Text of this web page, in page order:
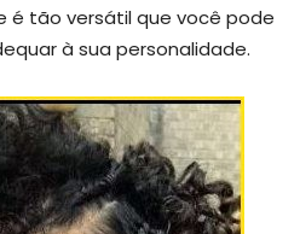
é tão versátil que você pode
à sua personalidade.